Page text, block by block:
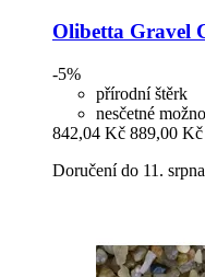
Olibetta Gravel
-5%
přírodní štěrk
nesčetné
842,04 Kč 889,00 Kč
Doručení do 11. srpna